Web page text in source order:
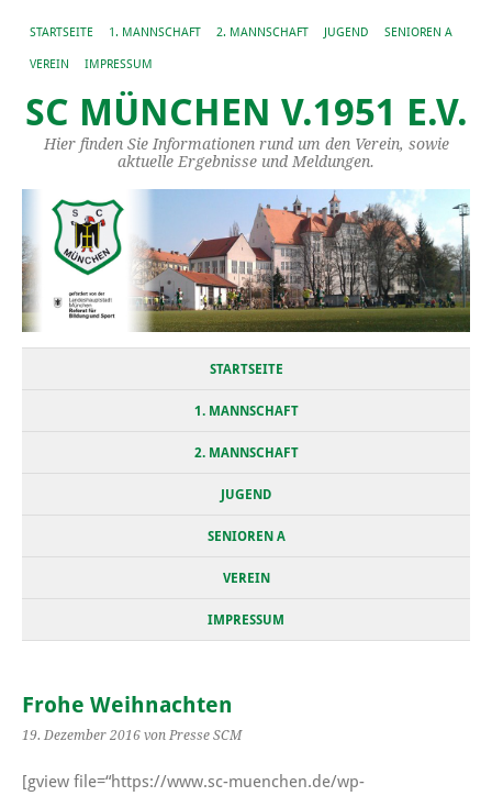
STARTSEITE 1. MANNSCHAFT 2. MANNSCHAFT JUGEND SENIOREN A
VEREIN IMPRESSUM
SC MÜNCHEN V.1951 E.V.
Hier finden Sie Informationen rund um den Verein, sowie
aktuelle Ergebnisse und Meldungen.
STARTSEITE
1. MANNSCHAFT
2. MANNSCHAFT
JUGEND
SENIOREN A
VEREIN
IMPRESSUM
Frohe Weihnachten
19. Dezember 2016 von Presse SCM
[gview file=“https://www.sc-muenchen.de/wp-